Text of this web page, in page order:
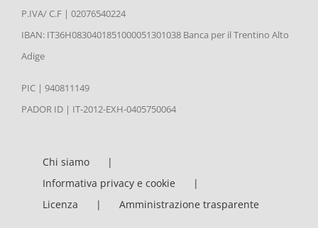
P.IVA/ C.F | 02076540224
IBAN: IT36H0830401851000051301038 Banca per il Trentino Alto
Adige
PIC | 940811149
PADOR ID | IT-2012-EXH-0405750064
Chi siamo
Informativa privacy e cookie
Licenza
Amministrazione trasparente